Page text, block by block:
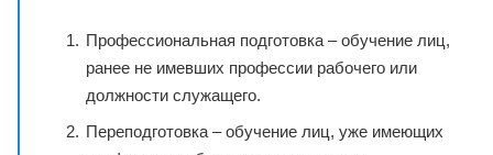
Профессиональная подготовка – обучение лиц,
ранее не имевших профессии рабочего или
должности служащего.
Переподготовка – обучение лиц, уже имеющих